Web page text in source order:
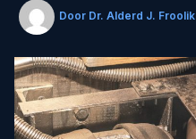
Door Dr. Alderd J. Froolik